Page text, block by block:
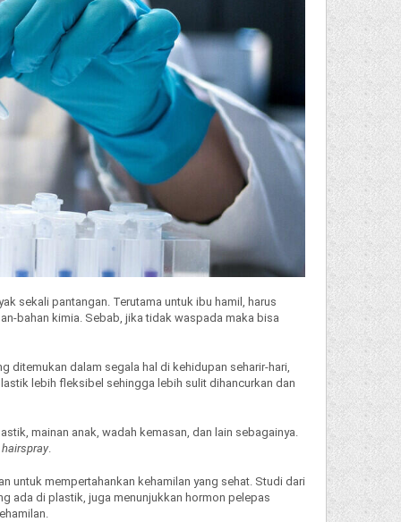
sekali pantangan. Terutama untuk ibu hamil, harus
bahan kimia. Sebab, jika tidak waspada maka bisa
ditemukan dalam segala hal di kehidupan seharir-hari,
lebih fleksibel sehingga lebih sulit dihancurkan dan
mainan anak, wadah kemasan, dan lain sebagainya.
hairspray
untuk mempertahankan kehamilan yang sehat. Studi dari
ada di plastik, juga menunjukkan hormon pelepas